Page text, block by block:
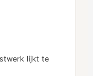
lijkt te